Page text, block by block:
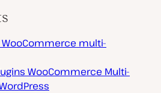
multi-
WooCommerce Multi-